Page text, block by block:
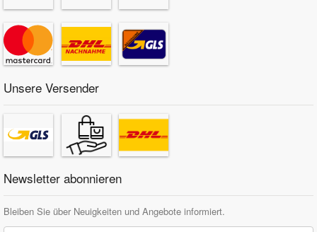
Unsere Versender
Newsletter abonnieren
Bleiben Sie über Neuigkeiten und Angebote informiert.